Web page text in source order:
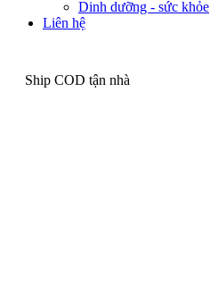
Dinh dưỡng - sức khỏe
Liên hệ
Ship COD tận nhà